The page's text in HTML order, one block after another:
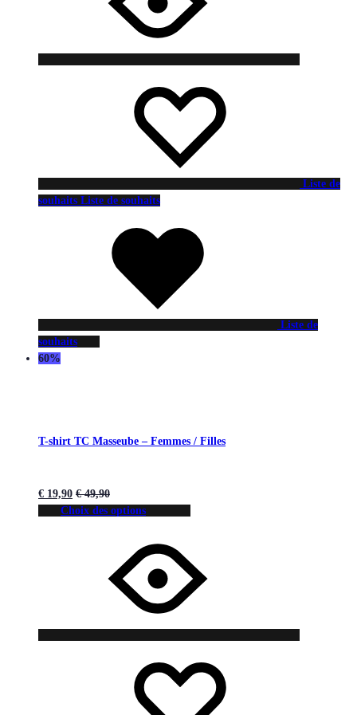
Liste de
souhaits Liste de souhaits
Liste de
souhaits
60%
T-shirt TC Masseube – Femmes / Filles
€ 19,90 €49,90
Choix des options